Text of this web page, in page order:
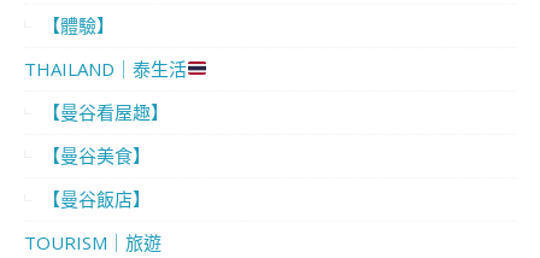
【體驗】
THAILAND｜泰生活
【曼谷看屋趣】
【曼谷美食】
【曼谷飯店】
TOURISM｜旅遊